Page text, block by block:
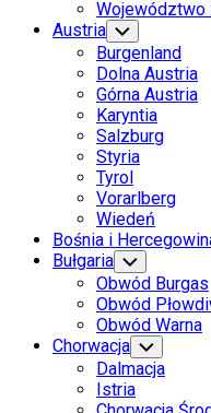
Województwo
Austria Toggle
Child
Menu
Burgenland
Dolna Austria
Górna Austria
Karyntia
Salzburg
Styria
Tyrol
Vorarlberg
Wiedeń
Bośnia i
Bułgaria Toggle
Child
Menu
Obwód Burgas
Obwód
Obwód Warna
Chorwacja Toggle
Child
Menu
Dalmacja
Istria